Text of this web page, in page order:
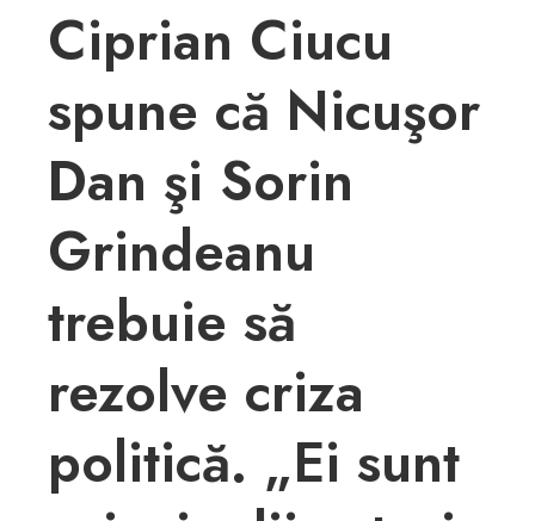
Ciprian Ciucu
spune că Nicuşor
Dan şi Sorin
Grindeanu
trebuie să
rezolve criza
politică. „Ei sunt